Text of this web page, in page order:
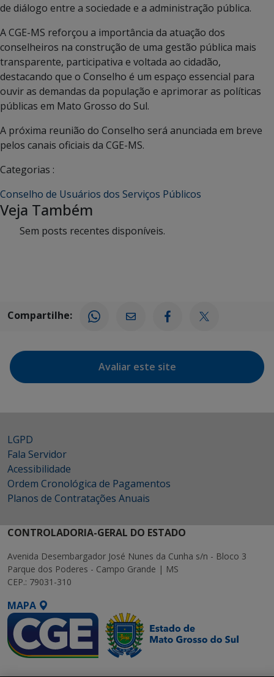
de diálogo entre a sociedade e a administração pública.
A CGE-MS reforçou a importância da atuação dos
conselheiros na construção de uma gestão pública mais
transparente, participativa e voltada ao cidadão,
destacando que o Conselho é um espaço essencial para
ouvir as demandas da população e aprimorar as políticas
públicas em Mato Grosso do Sul.
A próxima reunião do Conselho será anunciada em breve
pelos canais oficiais da CGE-MS.
Categorias :
Conselho de Usuários dos Serviços Públicos
Veja Também
Sem posts recentes disponíveis.
Compartilhe:
Avaliar este site
LGPD
Fala Servidor
Acessibilidade
Ordem Cronológica de Pagamentos
Planos de Contratações Anuais
CONTROLADORIA-GERAL DO ESTADO
Avenida Desembargador José Nunes da Cunha s/n - Bloco 3
Parque dos Poderes - Campo Grande | MS
CEP.: 79031-310
MAPA